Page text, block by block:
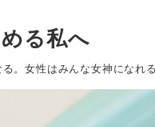
る私へ
る。女性はみんな女神になれ